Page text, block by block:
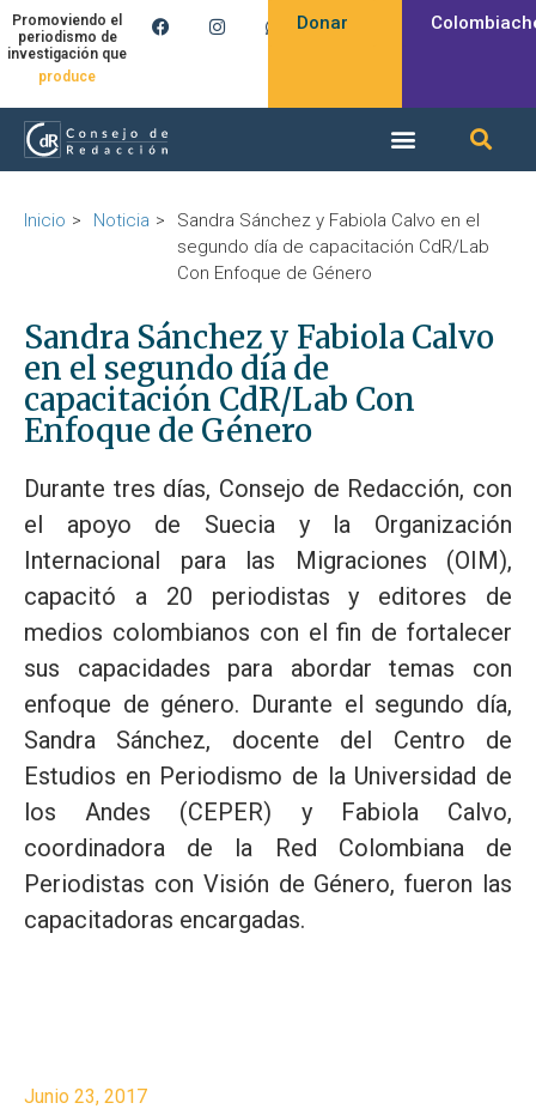
Promoviendo el
periodismo de
investigación que
produce
Donar
Inicio Noticia
Sandra Sánchez y Fabiola Calvo en el
segundo día de capacitación CdR/Lab
Con Enfoque de Género
Sandra Sánchez y Fabiola Calvo
en el segundo día de
capacitación CdR/Lab Con
Enfoque de Género
Durante tres días, Consejo de Redacción, con
el apoyo de Suecia y la Organización
Internacional para las Migraciones (OIM),
capacitó a 20 periodistas y editores de
medios colombianos con el fin de fortalecer
sus capacidades para abordar temas con
enfoque de género. Durante el segundo día,
Sandra Sánchez, docente del Centro de
Estudios en Periodismo de la Universidad de
los Andes (CEPER) y Fabiola Calvo,
coordinadora de la Red Colombiana de
Periodistas con Visión de Género, fueron las
capacitadoras encargadas.
Junio 23, 2017